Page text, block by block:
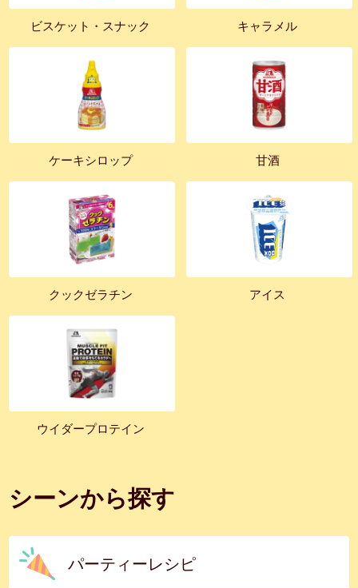
ビスケット・スナック キャラメル
ケーキシロップ 甘酒
クックゼラチン アイス
ウイダープロテイン
シーンから探す
パーティーレシピ